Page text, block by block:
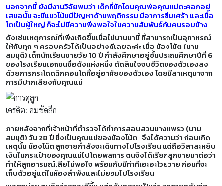
นอกจากนี้ ยังมีงานวิจัยพบว่า เด็กที่มักโดนคุณพ่อคุณแม่ตะคอกอยู่
เสมอนั้น จะมีแนวโน้มมีปัญหาด้านพฤติกรรม มีอาการซึมเศร้า และเมื่อ
โตเป็นผู้ใหญ่ ก็จะไม่มีความพึงพอใจในความสัมพันธ์กับคนรอบข้าง
ดังเช่นเหตุการณ์ที่เพิ่งเกิดขึ้นเมื่อไม่นานมานี้ ที่สามารถเป็นอุทาหรณ์
ให้กับทุก ๆ ครอบครัวได้เป็นอย่างดีเลยละค่ะ เมื่อ น้องโน้ต (นาม
สมมุติ) เด็กนักเรียนชายวัย 10 ปี กำลังศึกษาอยู่ชั้นประถมศึกษาปีที่ 6
ของโรงเรียนเอกชนชื่อดังแห่งหนึ่ง ตัดสินใจจบชีวิตของตัวเองลง
ด้วยการกระโดดตึกคอนโดที่อยู่อาศัยของตัวเอง โดยมีสาเหตุมาจาก
การมีปากเสียงกับคุณแม่
เครดิต: คมชัดลึก
ภายหลังจากที่เจ้าหน้าที่ตำรวจได้ทำการสอบสวนนางแพรว (นาม
สมมุติ) วัน 28 ปี ซึ่งเป็นคุณแม่ของน้องโน้ต จึงได้ความว่า ก่อนเกิด
เหตุนั้น น้องโน้ต ลูกชายกำลังจะเดินทางไปโรงเรียน แต่ถือวิสาสะหยิบ
เงินในกระเป๋าของคุณแม่ไปโดยพลการ ตนจึงได้เรียกลูกชายมาต่อว่า
ทำให้ลูกอารมณ์เสียไม่พอใจ พร้อมกับมีท่าทีเอะอะโวยวาย ก่อนที่จะ
เก็บตัวอยู่แต่ในห้องลำพังและไม่ยอมไปโรงเรียน